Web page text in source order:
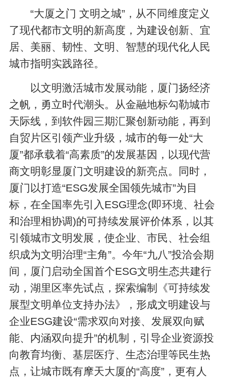
“大厦之门 文明之城”，从不同维度定义
了现代都市文明的新高度，为建设创新、宜
居、美丽、韧性、文明、智慧的现代化人民
城市指明实践路径。
以文明激活城市发展动能，厦门扬经济
之帆，勇立时代潮头。从金融地标勾勒城市
天际线，到软件园三期汇聚创新动能，再到
自贸片区引领产业升级，城市的每一处“大
厦”都承载着“高素质”的发展基因，以现代营
商文明彰显厦门文明建设的新亮点。同时，
厦门以打造“ESG发展全国领先城市”为目
标，在全国率先引入ESG理念(即环境、社会
和治理相协调)的可持续发展评价体系，以其
引领城市文明发展，使企业、市民、社会组
织成为文明治理“主角”。今年“九八”投洽会期
间，厦门启动全国首个ESG文明生态共建行
动，湖里区率先试点，探索编制《可持续发
展型文明单位支持办法》，形成文明建设与
企业ESG建设“需求双向对接、发展双向赋
能、内涵双向提升”的机制，引导企业资源投
向教育均衡、基层医疗、生态治理等民生热
点，让城市既有摩天大厦的“高度”，更有人